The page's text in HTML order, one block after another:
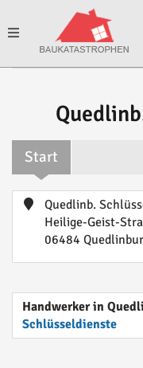
Toggle
Start
Quedlinb.
Heilige-Geist-
06484
Handwerker in
Schlüsseldienste